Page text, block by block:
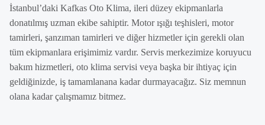
İstanbul’daki Kafkas Oto Klima, ileri düzey ekipmanlarla
donatılmış uzman ekibe sahiptir. Motor ışığı teşhisleri, motor
tamirleri, şanzıman tamirleri ve diğer hizmetler için gerekli olan
tüm ekipmanlara erişimimiz vardır. Servis merkezimize koruyucu
bakım hizmetleri, oto klima servisi veya başka bir ihtiyaç için
geldiğinizde, iş tamamlanana kadar durmayacağız. Siz memnun
olana kadar çalışmamız bitmez.